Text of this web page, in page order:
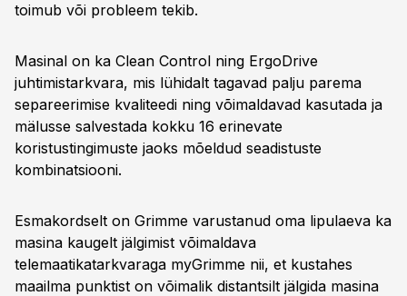
toimub või probleem tekib.
Masinal on ka Clean Control ning ErgoDrive
juhtimistarkvara, mis lühidalt tagavad palju parema
separeerimise kvaliteedi ning võimaldavad kasutada ja
mälusse salvestada kokku 16 erinevate
koristustingimuste jaoks mõeldud seadistuste
kombinatsiooni.
Esmakordselt on Grimme varustanud oma lipulaeva ka
masina kaugelt jälgimist võimaldava
telemaatikatarkvaraga myGrimme nii, et kustahes
maailma punktist on võimalik distantsilt jälgida masina